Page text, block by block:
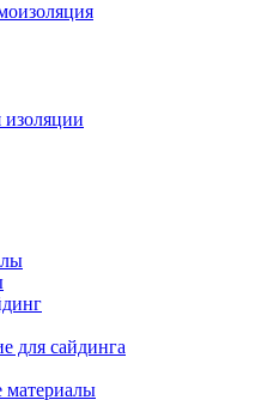
для сайдинга